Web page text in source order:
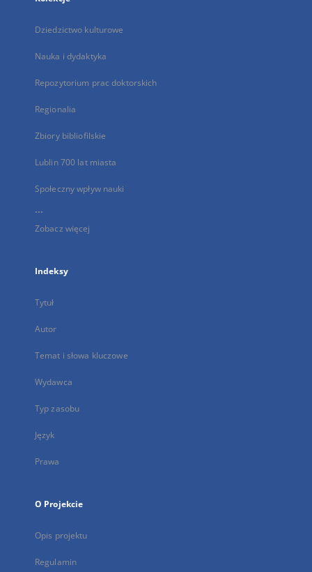
Dziedzictwo kulturowe
Nauka i dydaktyka
Repozytorium prac doktorskich
Regionalia
Zbiory bibliofilskie
Lublin 700 lat miasta
Społeczny wpływ nauki
...
Zobacz więcej
Indeksy
Tytuł
Autor
Temat i słowa kluczowe
Wydawca
Typ zasobu
Język
Prawa
O Projekcie
Opis projektu
Regulamin